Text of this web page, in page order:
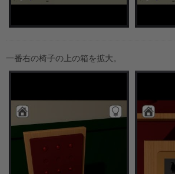
一番右の椅子の上の箱を拡大。